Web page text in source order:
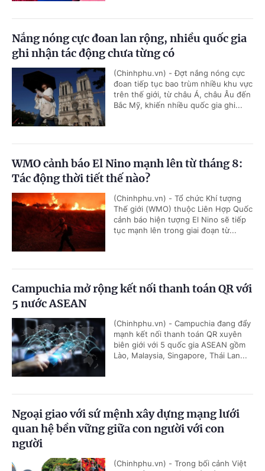
Nắng nóng cực đoan lan rộng, nhiều quốc gia
ghi nhận tác động chưa từng có
(Chinhphu.vn) - Đợt nắng nóng cực
đoan tiếp tục bao trùm nhiều khu vực
trên thế giới, từ châu Á, châu Âu đến
Bắc Mỹ, khiến nhiều quốc gia ghi...
WMO cảnh báo El Nino mạnh lên từ tháng 8:
Tác động thời tiết thế nào?
(Chinhphu.vn) - Tổ chức Khí tượng
Thế giới (WMO) thuộc Liên Hợp Quốc
cảnh báo hiện tượng El Nino sẽ tiếp
tục mạnh lên trong giai đoạn từ...
Campuchia mở rộng kết nối thanh toán QR với
5 nước ASEAN
(Chinhphu.vn) - Campuchia đang đẩy
mạnh kết nối thanh toán QR xuyên
biên giới với 5 quốc gia ASEAN gồm
Lào, Malaysia, Singapore, Thái Lan...
Ngoại giao với sứ mệnh xây dựng mạng lưới
quan hệ bền vững giữa con người với con
người
(Chinhphu.vn) - Trong bối cảnh Việt